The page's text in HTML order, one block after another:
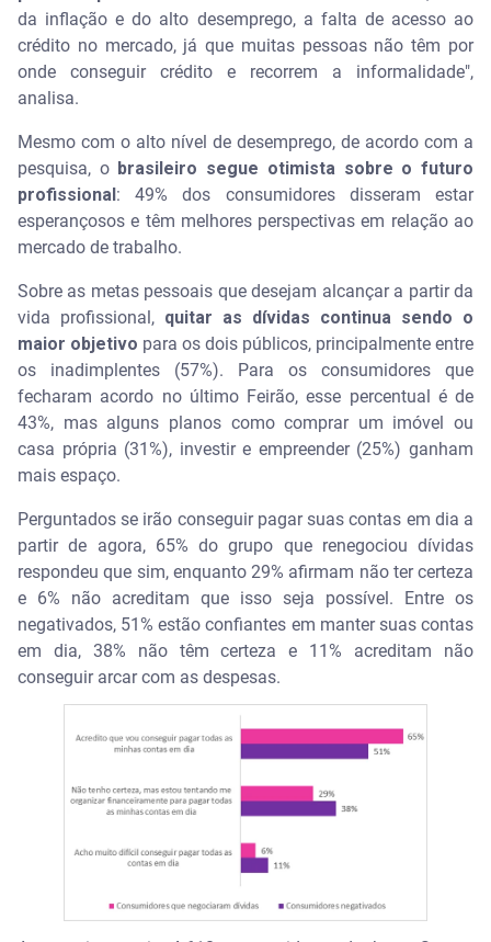
da inflação e do alto desemprego, a falta de acesso ao
crédito no mercado, já que muitas pessoas não têm por
onde conseguir crédito e recorrem a informalidade",
analisa.
Mesmo com o alto nível de desemprego, de acordo com a
pesquisa, o brasileiro segue otimista sobre o futuro
profissional: 49% dos consumidores disseram estar
esperançosos e têm melhores perspectivas em relação ao
mercado de trabalho.
Sobre as metas pessoais que desejam alcançar a partir da
vida profissional, quitar as dívidas continua sendo o
maior objetivo para os dois públicos, principalmente entre
os inadimplentes (57%). Para os consumidores que
fecharam acordo no último Feirão, esse percentual é de
43%, mas alguns planos como comprar um imóvel ou
casa própria (31%), investir e empreender (25%) ganham
mais espaço.
Perguntados se irão conseguir pagar suas contas em dia a
partir de agora, 65% do grupo que renegociou dívidas
respondeu que sim, enquanto 29% afirmam não ter certeza
e 6% não acreditam que isso seja possível. Entre os
negativados, 51% estão confiantes em manter suas contas
em dia, 38% não têm certeza e 11% acreditam não
conseguir arcar com as despesas.